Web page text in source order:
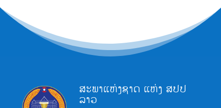
ສະພາແຫ່ງຊາດ ແຫ່ງ ສປປ
ລາວ